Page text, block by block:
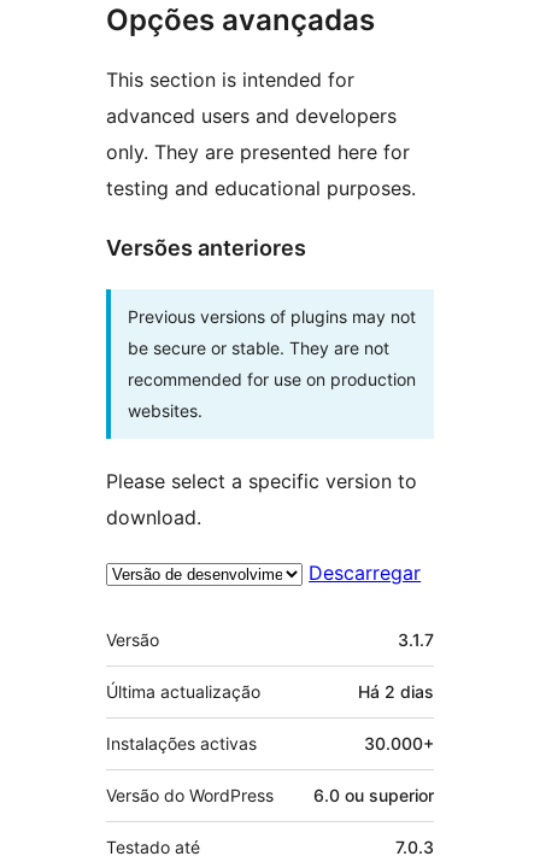
Opções avançadas
This section is intended for
advanced users and developers
only. They are presented here for
testing and educational purposes.
Versões anteriores
Previous versions of plugins may not
be secure or stable. They are not
recommended for use on production
websites.
Please select a specific version to
download.
Descarregar
Metadados
Versão 3.1.7
Última actualização Há 2 dias
Instalações activas 30.000+
Versão do WordPress 6.0 ou superior
Testado até 7.0.3